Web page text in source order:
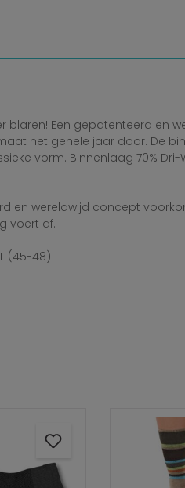
blaren! Een gepatenteerd
het gehele jaar door. De
vorm. Binnenlaag 70%
en wereldwijd concept
voert af.
(45-48)